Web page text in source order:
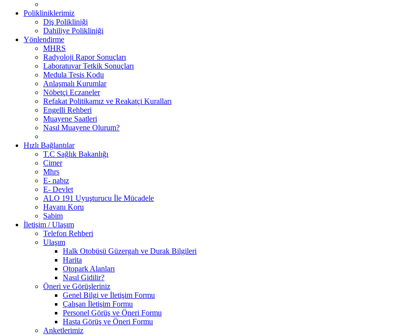
Polikliniklerimiz
Diş Polikliniği
Dahiliye Polikliniği
Yönlendirme
MHRS
Radyoloji Rapor Sonuçları
Laboratuvar Tetkik Sonuçları
Medula Tesis Kodu
Anlaşmalı Kurumlar
Nöbetçi Eczaneler
Refakat Politikamız ve Reakatçi Kuralları
Engelli Rehberi
Muayene Saatleri
Nasıl Muayene Olurum?
Hızlı Bağlantılar
T.C Sağlık Bakanlığı
Cimer
Mhrs
E- nabız
E- Devlet
ALO 191 Uyuşturucu İle Mücadele
Havanı Koru
Sabim
İletişim / Ulaşım
Telefon Rehberi
Ulaşım
Halk Otobüsü Güzergah ve Durak Bilgileri
Harita
Otopark Alanları
Nasıl Gidilir?
Öneri ve Görüşleriniz
Genel Bilgi ve İletişim Formu
Çalışan İletişim Formu
Personel Görüş ve Öneri Formu
Hasta Görüş ve Öneri Formu
Anketlerimiz